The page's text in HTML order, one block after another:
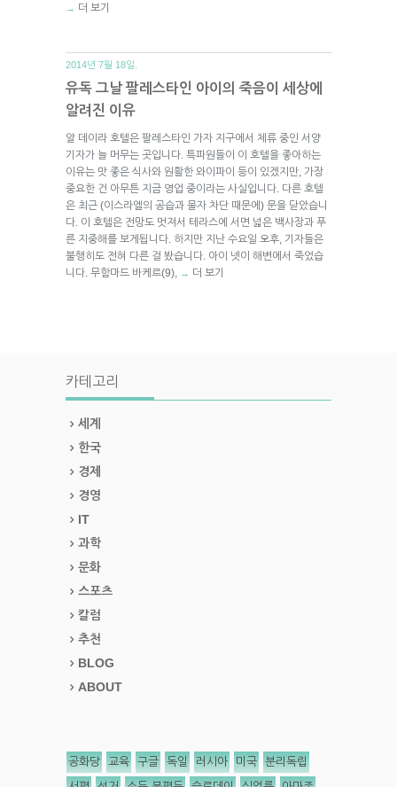
→ 더 보기
2014년 7월 18일.
유독 그날 팔레스타인 아이의 죽음이 세상에
알려진 이유
알 데이라 호텔은 팔레스타인 가자 지구에서 체류 중인 서양
기자가 늘 머무는 곳입니다. 특파원들이 이 호텔을 좋아하는
이유는 맛 좋은 식사와 원활한 와이파이 등이 있겠지만, 가장
중요한 건 아무튼 지금 영업 중이라는 사실입니다. 다른 호텔
은 최근 (이스라엘의 공습과 물자 차단 때문에) 문을 닫았습니
다. 이 호텔은 전망도 멋져서 테라스에 서면 넓은 백사장과 푸
른 지중해를 보게됩니다. 하지만 지난 수요일 오후, 기자들은
불행히도 전혀 다른 걸 봤습니다. 아이 넷이 해변에서 죽었습
니다. 무함마드 바케르(9),
→ 더 보기
카테고리
세계
한국
경제
경영
IT
과학
문화
스포츠
칼럼
추천
BLOG
ABOUT
공화당 교육 구글 독일 러시아 미국 분리독립